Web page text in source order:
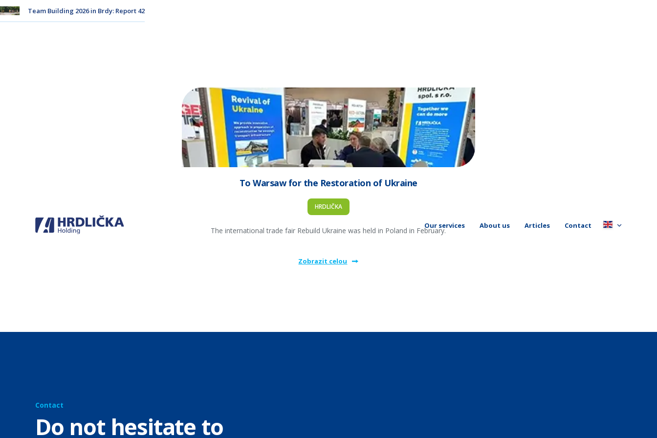
Team Building 2026 in Brdy: Report 42
Our services About us Articles Contact
To Warsaw for the Restoration of Ukraine
HRDLIČKA
The international trade fair Rebuild Ukraine was held in Poland in February.
Zobrazit celou
Contact
Do not hesitate to